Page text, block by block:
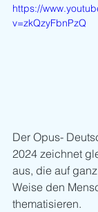
https://
v=zkQzyFbnPzQ
Der Opus-
2024 zeichnet
aus, die auf
Weise den
thematisieren.